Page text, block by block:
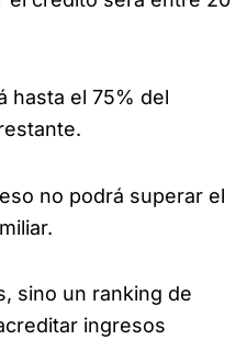
hasta el 75% del
no podrá superar el
sino un ranking de
ingresos